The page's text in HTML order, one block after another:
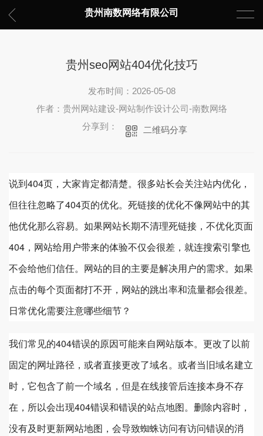
贵州南数网络有限公司
贵州seo网站404优化技巧
发布时间：2026-05-08
作者：贵州网站建设-网站制作设计公司-南数网络
分享到：
二维码分享
说到404页，大家肯定都清楚。很多站长会关注站内优化，
但往往忽略了404页的优化。死链接的优化不像网站中的其
他优化那么容易。如果网站长期不清理死链接，不优化页面
404，网站给用户带来的体验不仅会很差，就连搜索引擎也
不会给他们信任。网站的目的主要是解决用户的需求。如果
点击的每个页面都打不开，网站的跳出率和流量都会很差。
日常优化需要注意哪些细节？
我们常见的404错误的原因可能来自网站版本。更改了以前
固定的网址路径，或者直接更改了域名。或者当旧域名建立
时，它包含了前一个域名，但是在线接管后连接本身不存
在，所以会出现404错误和错误的站点地图。删除内容时，
没有及时更新网站地图，会导致蜘蛛访问有访问错误的消